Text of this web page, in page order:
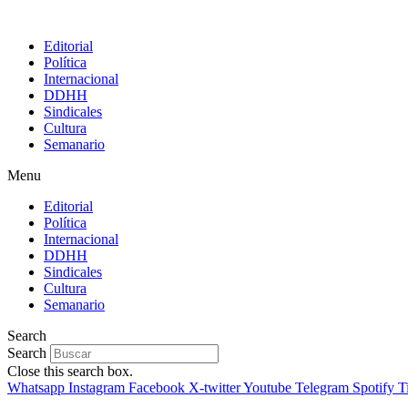
Editorial
Política
Internacional
DDHH
Sindicales
Cultura
Semanario
Menu
Editorial
Política
Internacional
DDHH
Sindicales
Cultura
Semanario
Search
Search
Close this search box.
Whatsapp Instagram Facebook X-twitterYoutube Telegram Spotify